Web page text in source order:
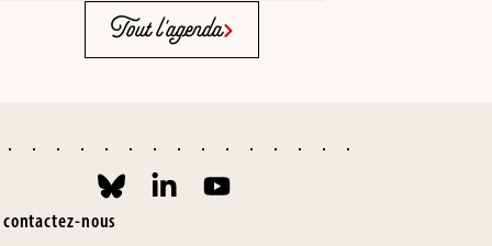
Tout l'agenda
contactez-nous